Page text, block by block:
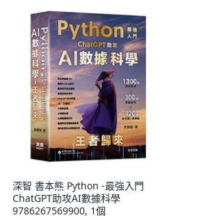
深智 書本熊 Python -最強入門
ChatGPT助攻AI數據科學
9786267569900, 1個